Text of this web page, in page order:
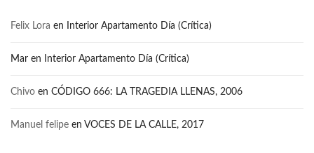
Felix Lora en Interior Apartamento Día (Crítica)
Mar en Interior Apartamento Día (Crítica)
Chivo en CÓDIGO 666: LA TRAGEDIA LLENAS, 2006
Manuel felipe en VOCES DE LA CALLE, 2017